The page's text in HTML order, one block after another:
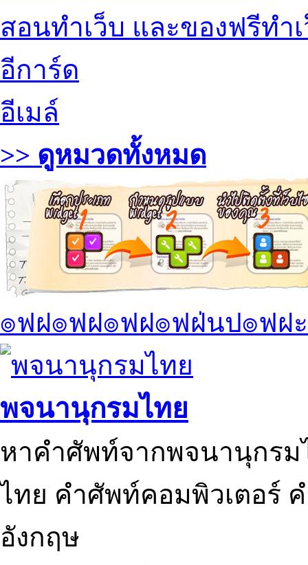
สอนทำเว็บ และของฟรีทำ
อีการ์ด
อีเมล์
>> ดูหมวดทั้งหมด
๏ฟฝ๏ฟฝ๏ฟฝ๏ฟฝ่นป๏ฟฝ
พจนานุกรมไทย
หาคำศัพท์จากพจนานุกรม
ไทย คำศัพท์คอมพิวเตอร์
อังกฤษ